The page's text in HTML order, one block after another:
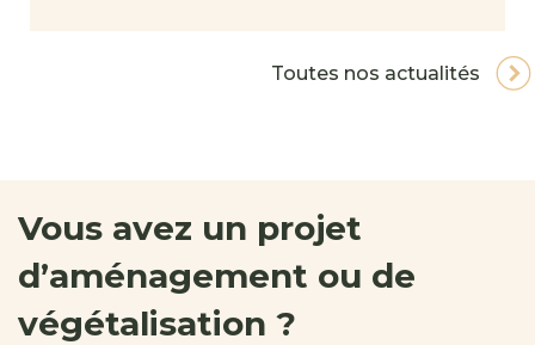
Toutes nos actualités
Vous avez un projet
d’aménagement ou de
végétalisation ?